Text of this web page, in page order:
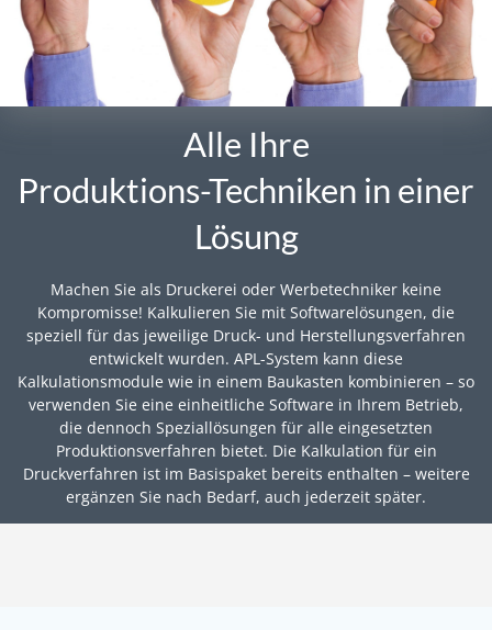
Alle Ihre
Produktions-Techniken in einer
Lösung
Machen Sie als Druckerei oder Werbetechniker keine
Kompromisse! Kalkulieren Sie mit Softwarelösungen, die
speziell für das jeweilige Druck- und Herstellungsverfahren
entwickelt wurden. APL-System kann diese
Kalkulationsmodule wie in einem Baukasten kombinieren – so
verwenden Sie eine einheitliche Software in Ihrem Betrieb,
die dennoch Speziallösungen für alle eingesetzten
Produktionsverfahren bietet. Die Kalkulation für ein
Druckverfahren ist im Basispaket bereits enthalten – weitere
ergänzen Sie nach Bedarf, auch jederzeit später.